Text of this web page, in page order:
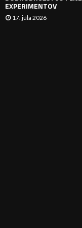
EXPERIMENTOV
17. júla 2026